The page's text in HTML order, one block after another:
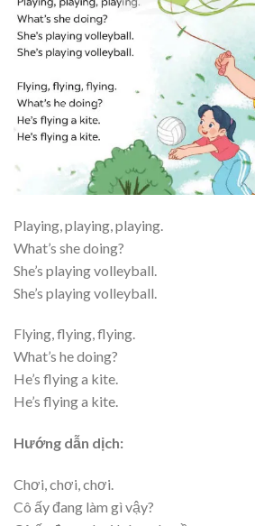
Playing, playing, playing.
What’s she doing?
She’s playing volleyball.
She’s playing volleyball.
Flying, flying, flying.
What’s he doing?
He’s flying a kite.
He’s flying a kite.
Hướng dẫn dịch:
Chơi, chơi, chơi.
Cô ấy đang làm gì vậy?